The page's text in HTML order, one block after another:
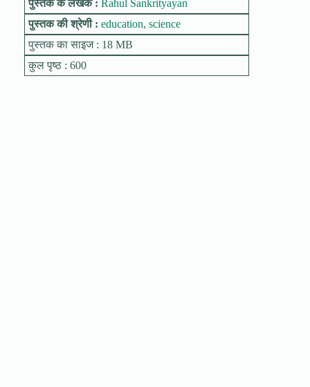
पुस्तक के लेखक : Rahul Sankrityayan
पुस्तक की श्रेणी : education, science
पुस्तक का साइज : 18 MB
कुल पृष्ठ : 600